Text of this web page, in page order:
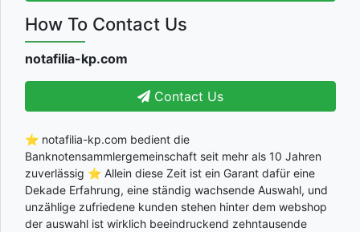
How To Contact Us
notafilia-kp.com
Contact Us
⭐ notafilia-kp.com bedient die
Banknotensammlergemeinschaft seit mehr als 10 Jahren
zuverlässig ⭐ Allein diese Zeit ist ein Garant dafür eine
Dekade Erfahrung, eine ständig wachsende Auswahl, und
unzählige zufriedene kunden stehen hinter dem webshop
der auswahl ist wirklich beeindruckend zehntausende